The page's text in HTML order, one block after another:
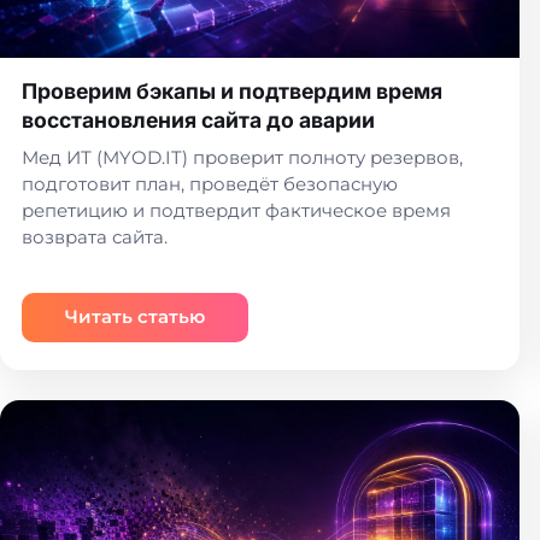
Проверим бэкапы и подтвердим время
восстановления сайта до аварии
Мед ИТ (MYOD.IT) проверит полноту резервов,
подготовит план, проведёт безопасную
репетицию и подтвердит фактическое время
возврата сайта.
Читать статью